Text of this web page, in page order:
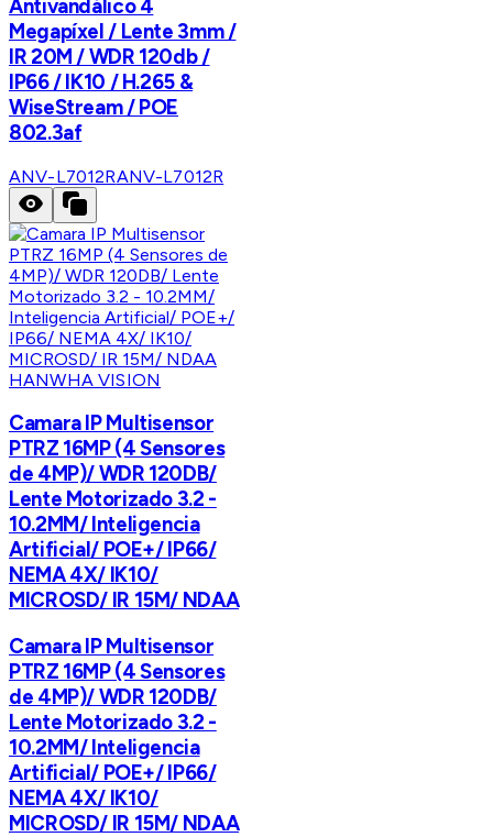
Antivandálico 4
Megapíxel / Lente 3mm /
IR 20M / WDR 120db /
IP66 / IK10 / H.265 &
WiseStream / POE
802.3af
ANV-L7012RANV-L7012R
HANWHA VISION
Camara IP Multisensor
PTRZ 16MP (4 Sensores
de 4MP)/ WDR 120DB/
Lente Motorizado 3.2 -
10.2MM/ Inteligencia
Artificial/ POE+/ IP66/
NEMA 4X/ IK10/
MICROSD/ IR 15M/ NDAA
Camara IP Multisensor
PTRZ 16MP (4 Sensores
de 4MP)/ WDR 120DB/
Lente Motorizado 3.2 -
10.2MM/ Inteligencia
Artificial/ POE+/ IP66/
NEMA 4X/ IK10/
MICROSD/ IR 15M/ NDAA